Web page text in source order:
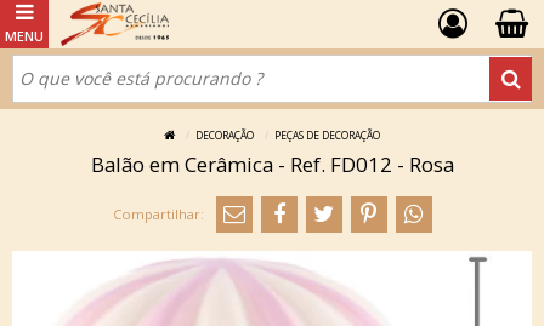
DECORAÇÃO PEÇAS DE DECORAÇÃO
Balão em Cerâmica - Ref. FD012 - Rosa